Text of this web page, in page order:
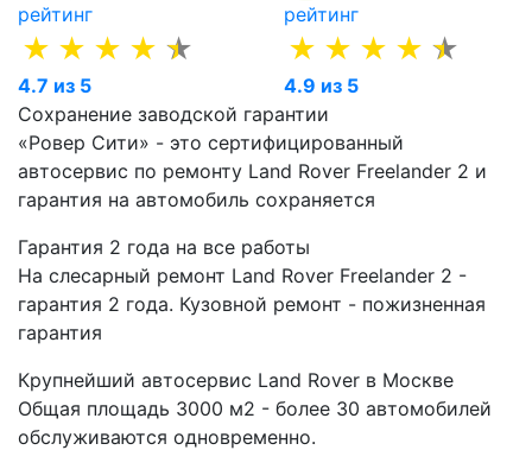
рейтинг
4.7 из 5
рейтинг
4.9 из 5
Сохранение заводской гарантии
«Ровер Сити» - это сертифицированный
автосервис по ремонту Land Rover Freelander 2 и
гарантия на автомобиль сохраняется
Гарантия 2 года на все работы
На слесарный ремонт Land Rover Freelander 2 -
гарантия 2 года. Кузовной ремонт - пожизненная
гарантия
Крупнейший автосервис Land Rover в Москве
Общая площадь 3000 м2 - более 30 автомобилей
обслуживаются одновременно.